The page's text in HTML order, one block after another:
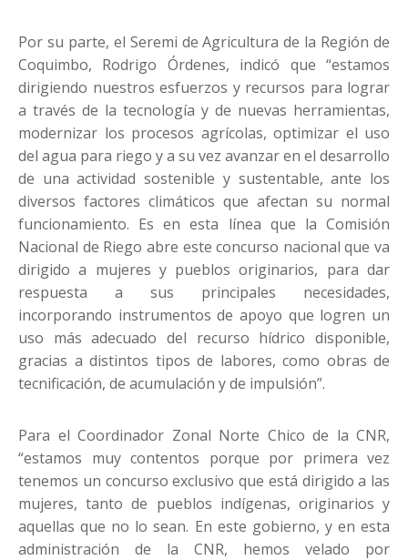
Por su parte, el Seremi de Agricultura de la Región de
Coquimbo, Rodrigo Órdenes, indicó que “estamos
dirigiendo nuestros esfuerzos y recursos para lograr
a través de la tecnología y de nuevas herramientas,
modernizar los procesos agrícolas, optimizar el uso
del agua para riego y a su vez avanzar en el desarrollo
de una actividad sostenible y sustentable, ante los
diversos factores climáticos que afectan su normal
funcionamiento. Es en esta línea que la Comisión
Nacional de Riego abre este concurso nacional que va
dirigido a mujeres y pueblos originarios, para dar
respuesta a sus principales necesidades,
incorporando instrumentos de apoyo que logren un
uso más adecuado del recurso hídrico disponible,
gracias a distintos tipos de labores, como obras de
tecnificación, de acumulación y de impulsión”.
Para el Coordinador Zonal Norte Chico de la CNR,
“estamos muy contentos porque por primera vez
tenemos un concurso exclusivo que está dirigido a las
mujeres, tanto de pueblos indígenas, originarios y
aquellas que no lo sean. En este gobierno, y en esta
administración de la CNR, hemos velado por